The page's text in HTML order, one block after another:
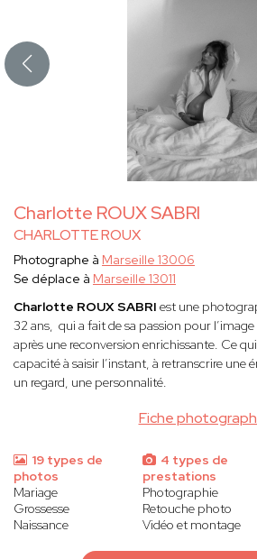
Charlotte ROUX SABRI
CHARLOTTE ROUX
Fiche
Photographe à Marseille 13006
Se déplace à Marseille 13011
Charlotte ROUX SABRI est une
32 ans, qui a fait de sa passion pour
après une reconversion enrichissante. Ce qui
capacité à saisir l’instant, à retranscrire une
un regard, une personnalité.
19 types de
photos
Mariage
Grossesse
Naissance
4 types de
prestations
Photographie
Retouche photo
Vidéo et montage